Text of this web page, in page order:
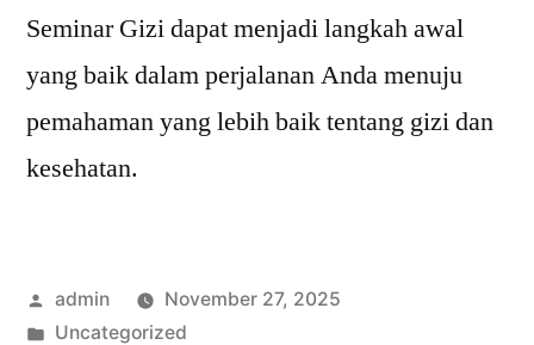
Seminar Gizi dapat menjadi langkah awal
yang baik dalam perjalanan Anda menuju
pemahaman yang lebih baik tentang gizi dan
kesehatan.
Posted
by
admin
November 27, 2025
Posted
Uncategorized